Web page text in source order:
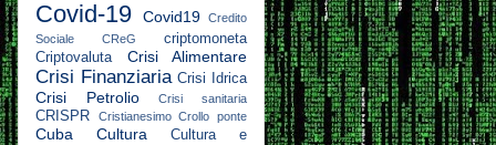
Covid-19 Covid19
Credito
Sociale
CReG
criptomoneta
Criptovaluta
Crisi Alimentare
Crisi Finanziaria Crisi Idrica
Crisi Petrolio Crisi sanitaria
CRISPR Cristianesimo Crollo ponte
Cuba Cultura
Cultura e